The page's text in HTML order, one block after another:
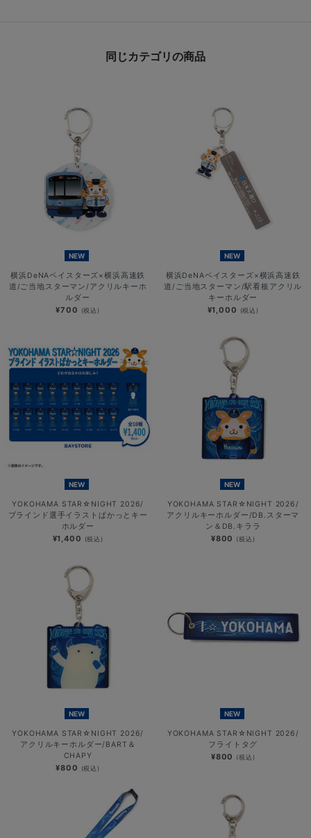
同じカテゴリの商品
NEW
横浜DeNAベイスターズ×横浜高速鉄
道/ご当地スターマン/アクリルキーホ
ルダー
¥700 (税込)
NEW
横浜DeNAベイスターズ×横浜高速鉄
道/ご当地スターマン/駅看板アクリル
キーホルダー
¥1,000 (税込)
NEW
YOKOHAMA STAR☆NIGHT 2026/
ブラインド選手イラストぱかっとキー
ホルダー
¥1,400 (税込)
NEW
YOKOHAMA STAR☆NIGHT 2026/
アクリルキーホルダー/DB.スターマ
ン＆DB.キララ
¥800 (税込)
NEW
YOKOHAMA STAR☆NIGHT 2026/
アクリルキーホルダー/BART＆
CHAPY
¥800 (税込)
NEW
YOKOHAMA STAR☆NIGHT 2026/
フライトタグ
¥800 (税込)